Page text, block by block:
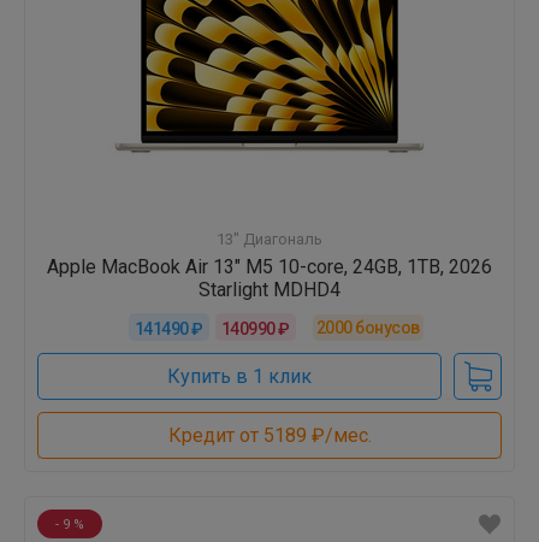
13" Диагональ
Apple MacBook Air 13" M5 10-core, 24GB, 1TB, 2026
Starlight MDHD4
141490 ₽ 140990 ₽ 2000бонусов
Купить в 1 клик
Кредит от 5189 ₽/мес.
- 9 %